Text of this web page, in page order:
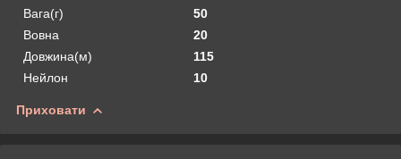
Вага(г)
50
Вовна
20
Довжина(м)
115
Нейлон
10
Приховати